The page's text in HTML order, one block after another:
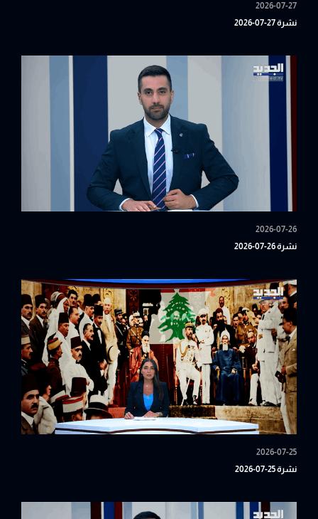
2026-07-27
نشرة 27-07-2026
2026-07-26
نشرة 26-07-2026
2026-07-25
نشرة 25-07-2026